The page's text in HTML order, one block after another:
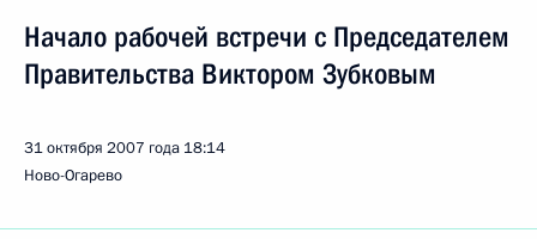
Начало рабочей встречи с Председателем
Правительства Виктором Зубковым
31 октября 2007 года 18:14
Ново-Огарево